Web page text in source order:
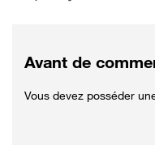
Avant de
Vous devez posséder